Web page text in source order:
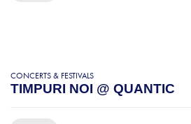
CONCERTS & FESTIVALS
TIMPURI NOI @ QUANTIC